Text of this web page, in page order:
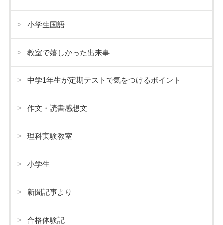
小学生国語
教室で嬉しかった出来事
中学1年生が定期テストで気をつけるポイント
作文・読書感想文
理科実験教室
小学生
新聞記事より
合格体験記